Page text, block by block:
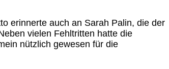
erinnerte auch an Sarah Palin, die der
vielen Fehltritten hatte die
nützlich gewesen für die